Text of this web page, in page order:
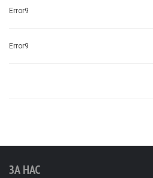
Error9
Error9
ЗА НАС